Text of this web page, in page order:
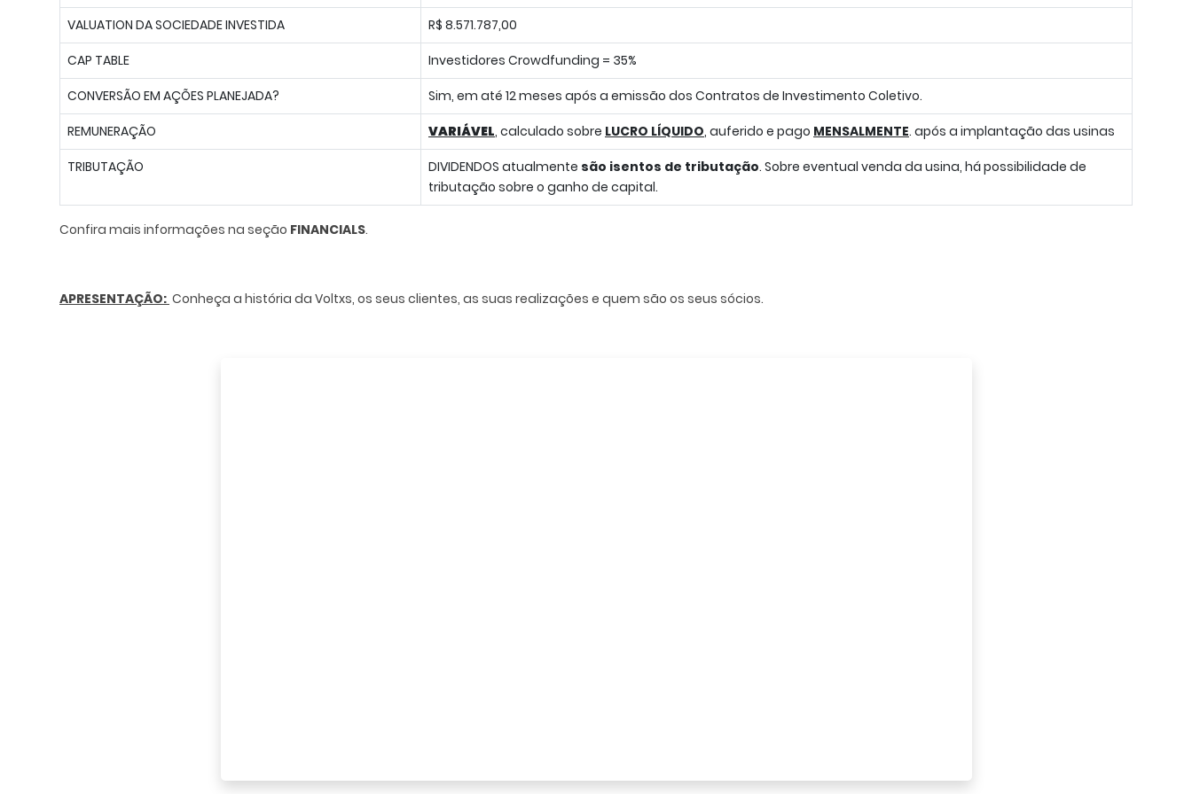
VALUATION DA SOCIEDADE INVESTIDA
R$ 8.571.787,00
CAP TABLE
Investidores Crowdfunding = 35%
CONVERSÃO EM AÇÕES PLANEJADA?
Sim, em até 12 meses após a emissão dos Contratos de Investimento Coletivo.
REMUNERAÇÃO
VARIÁVEL, calculado sobre LUCRO LÍQUIDO, auferido e pago MENSALMENTE. após a implantação das usinas
TRIBUTAÇÃO
DIVIDENDOS atualmente são isentos de tributação. Sobre eventual venda da usina, há possibilidade de
tributação sobre o ganho de capital.
Confira mais informações na seção FINANCIALS.
APRESENTAÇÃO: Conheça a história da Voltxs, os seus clientes, as suas realizações e quem são os seus sócios.